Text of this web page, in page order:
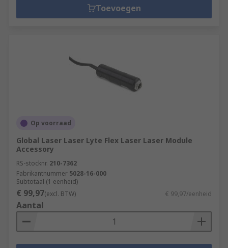
Toevoegen
Op voorraad
Global Laser Laser Lyte Flex Laser Laser Module
Accessory
RS-stocknr. 210-7362
Fabrikantnummer 5028-16-000
Subtotaal (1 eenheid)
€ 99,97(excl. BTW) € 99,97/eenheid
Aantal